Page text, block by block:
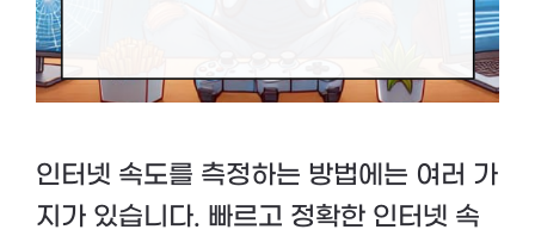
인터넷 속도를 측정하는 방법에는 여러 가
지가 있습니다. 빠르고 정확한 인터넷 속